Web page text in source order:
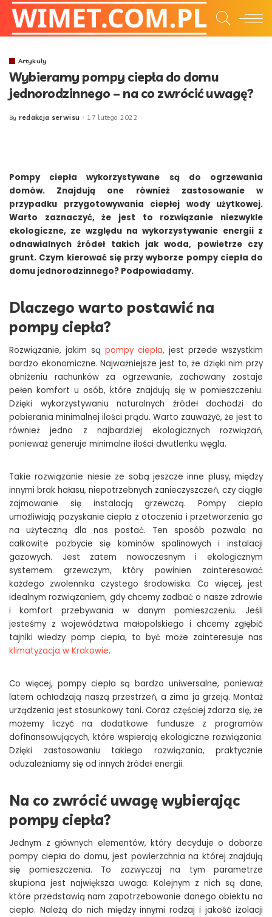
Artykuły
Wybieramy pompy ciepła do domu
jednorodzinnego – na co zwrócić uwagę?
Posted
By redakcja serwisu 17 lutego 2022
Pompy ciepła wykorzystywane są do ogrzewania
domów. Znajdują one również zastosowanie w
przypadku przygotowywania ciepłej wody użytkowej.
Warto zaznaczyć, że jest to rozwiązanie niezwykle
ekologiczne, ze względu na wykorzystywanie energii z
odnawialnych źródeł takich jak woda, powietrze czy
grunt. Czym kierować się przy wyborze pompy ciepła do
domu jednorodzinnego? Podpowiadamy.
Dlaczego warto postawić na
pompy ciepła?
Rozwiązanie, jakim są pompy ciepła, jest przede wszystkim
bardzo ekonomiczne. Najważniejsze jest to, że dzięki nim przy
obniżeniu rachunków za ogrzewanie, zachowany zostaje
pełen komfort u osób, które znajdują się w pomieszczeniu.
Dzięki wykorzystywaniu naturalnych źródeł dochodzi do
pobierania minimalnej ilości prądu. Warto zauważyć, że jest to
również jedno z najbardziej ekologicznych rozwiązań,
ponieważ generuje minimalne ilości dwutlenku węgla.
Takie rozwiązanie niesie ze sobą jeszcze inne plusy, między
innymi brak hałasu, niepotrzebnych zanieczyszczeń, czy ciągłe
zajmowanie się instalacją grzewczą. Pompy ciepła
umożliwiają pozyskanie ciepła z otoczenia i przetworzenia go
na użyteczną dla nas postać. Ten sposób pozwala na
całkowite pozbycie się kominów spalinowych i instalacji
gazowych. Jest zatem nowoczesnym i ekologicznym
systemem grzewczym, który powinien zainteresować
każdego zwolennika czystego środowiska. Co więcej, jest
idealnym rozwiązaniem, gdy chcemy zadbać o nasze zdrowie
i komfort przebywania w danym pomieszczeniu. Jeśli
jesteśmy z województwa małopolskiego i chcemy zgłębić
tajniki wiedzy pomp ciepła, to być może zainteresuje nas
klimatyzacja w Krakowie.
Co więcej, pompy ciepła są bardzo uniwersalne, ponieważ
latem ochładzają naszą przestrzeń, a zima ja grzeją. Montaż
urządzenia jest stosunkowy tani. Coraz częściej zdarza się, że
możemy liczyć na dodatkowe fundusze z programów
dofinansowujących, które wspierają ekologiczne rozwiązania.
Dzięki zastosowaniu takiego rozwiązania, praktycznie
oduzależniamy się od innych źródeł energii.
Na co zwrócić uwagę wybierając
pompy ciepła?
Jednym z głównych elementów, który decyduje o doborze
pompy ciepła do domu, jest powierzchnia na której znajdują
się pomieszczenia. To zazwyczaj na tym parametrze
skupiona jest największa uwaga. Kolejnym z nich są dane,
które przedstawią nam zapotrzebowanie danego obiektu na
ciepło. Należą do nich między innymi rodzaj i jakość izolacji